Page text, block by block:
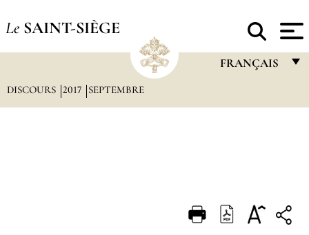
Le SAINT-SIÈGE
FRANÇAIS
DEUTSCH
DISCOURS 2017 SEPTEMBRE